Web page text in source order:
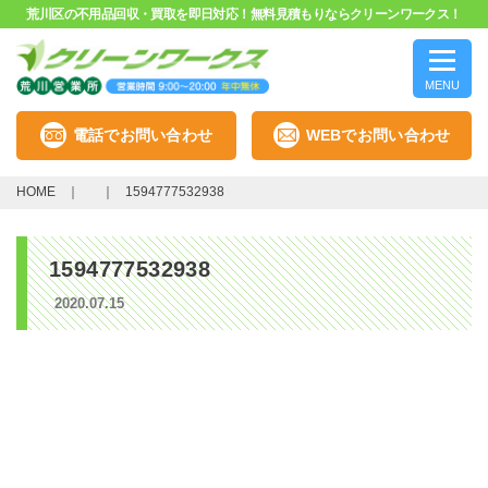
荒川区の不用品回収・買取を即日対応！無料見積もりならクリーンワークス！
MENU
電話でお問い合わせ WEBでお問い合わせ
HOME 1594777532938
1594777532938
2020.07.15